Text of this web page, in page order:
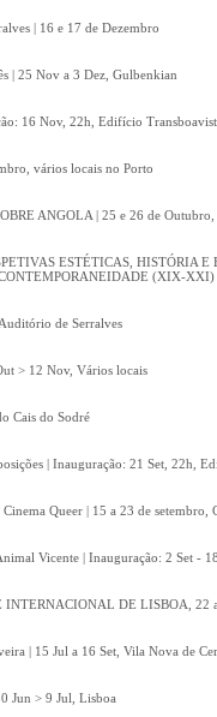
| 16 e 17 de Dezembro
| 25 Nov a 3 Dez, Gulbenkian
16 Nov, 22h, Edifício
vários locais no Porto
ANGOLA | 25 e 26 de
ESTÉTICAS, HISTÓRIA
(XIX-XXI)
de Serralves
> 12 Nov, Vários locais
Cais do Sodré
| Inauguração: 21 Set, 22h,
Queer | 15 a 23 de setembro,
Vicente | Inauguração: 2 Set -
DE LISBOA, 22
| 15 Jul a 16 Set, Vila Nova de
Jun > 9 Jul, Lisboa